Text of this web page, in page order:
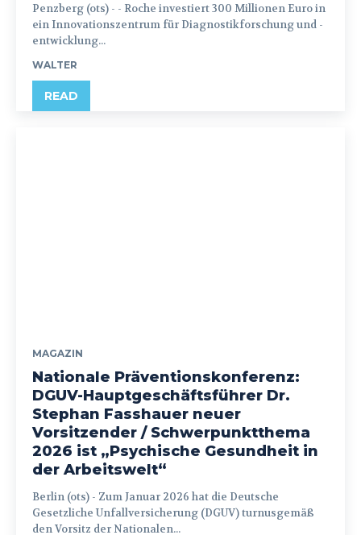
Penzberg (ots) - - Roche investiert 300 Millionen Euro in
ein Innovationszentrum für Diagnostikforschung und -
entwicklung...
WALTER
READ
MAGAZIN
Nationale Präventionskonferenz:
DGUV-Hauptgeschäftsführer Dr.
Stephan Fasshauer neuer
Vorsitzender / Schwerpunktthema
2026 ist „Psychische Gesundheit in
der Arbeitswelt“
Berlin (ots) - Zum Januar 2026 hat die Deutsche
Gesetzliche Unfallversicherung (DGUV) turnusgemäß
den Vorsitz der Nationalen...